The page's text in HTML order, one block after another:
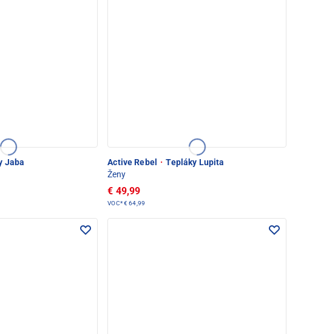
Jaba
Active Rebel · Tepláky Lupita
Ženy
€ 49,99
VOC*€ 64,99